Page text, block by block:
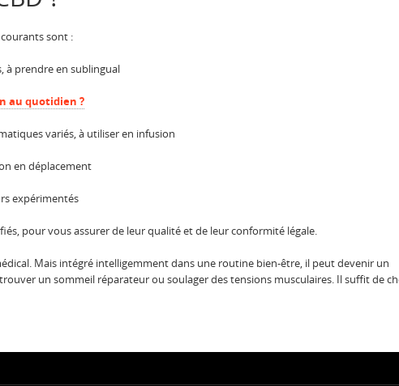
sont :
à prendre en sublingual
au quotidien ?
variés, à utiliser en infusion
en déplacement
expérimentés
pour vous assurer de leur qualité et de leur conformité légale.
Mais intégré intelligemment dans une routine bien-être, il peut devenir un
un sommeil réparateur ou soulager des tensions musculaires. Il suffit de